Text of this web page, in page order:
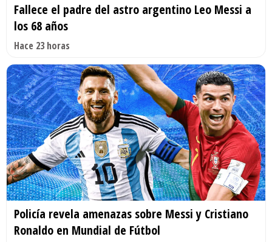
Fallece el padre del astro argentino Leo Messi a
los 68 años
Hace 23 horas
Policía revela amenazas sobre Messi y Cristiano
Ronaldo en Mundial de Fútbol